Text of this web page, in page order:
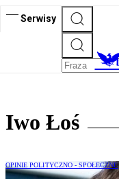
Serwisy
Iwo Łoś
OPINIE POLITYCZNO - SPOŁECZNE